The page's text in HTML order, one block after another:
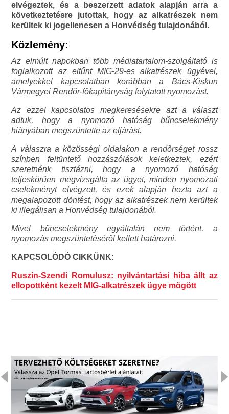
elvégeztek, és a beszerzett adatok alapján arra a
következtetésre jutottak, hogy az alkatrészek nem
kerültek ki jogellenesen a Honvédség tulajdonából.
Közlemény:
Az elmúlt napokban több médiatartalom-szolgáltató is
foglalkozott az eltűnt MIG-29-es alkatrészek ügyével,
amelyekkel kapcsolatban korábban a Bács-Kiskun
Vármegyei Rendőr-főkapitányság folytatott nyomozást.
Az ezzel kapcsolatos megkeresésekre azt a választ
adtuk, hogy a nyomozó hatóság bűncselekmény
hiányában megszüntette az eljárást.
A válaszra a közösségi oldalakon a rendőrséget rossz
színben feltüntető hozzászólások keletkeztek, ezért
szeretnénk tisztázni, hogy a nyomozó hatóság
teljeskörűen megvizsgálta az ügyet, minden nyomozati
cselekményt elvégzett, és ezek alapján hozta azt a
megalapozott döntést, hogy az alkatrészek nem kerültek
ki illegálisan a Honvédség tulajdonából.
Mivel bűncselekmény egyáltalán nem történt, a
nyomozás megszüntetéséről kellett határozni.
KAPCSOLÓDÓ CIKKÜNK:
Ruszin-Szendi Romulusz: nyilvántartási hiba állt az
ellopottként kezelt MIG-alkatrészek ügye mögött